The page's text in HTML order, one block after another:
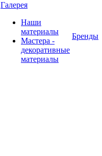
Галерея
Наши
материалы
Мастера -
декоративные
материалы
Бренды